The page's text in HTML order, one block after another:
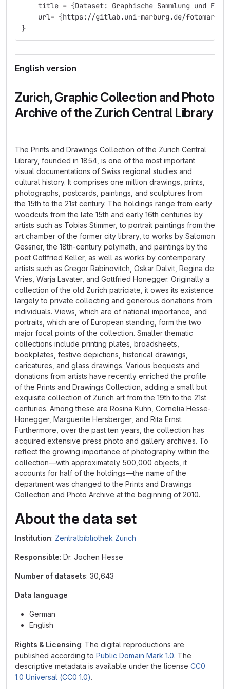
title = {Dataset: Graphische Sammlung und
url= {https://gitlab.uni-marburg.de/
}
English version
Zurich, Graphic Collection and Photo
Archive of the Zurich Central Library
The Prints and Drawings Collection of the Zurich Central
Library, founded in 1854, is one of the most important
visual documentations of Swiss regional studies and
cultural history. It comprises one million drawings, prints,
photographs, postcards, paintings, and sculptures from
the 15th to the 21st century. The holdings range from early
woodcuts from the late 15th and early 16th centuries by
artists such as Tobias Stimmer, to portrait paintings from the
art chamber of the former city library, to works by Salomon
Gessner, the 18th-century polymath, and paintings by the
poet Gottfried Keller, as well as works by contemporary
artists such as Gregor Rabinovitch, Oskar Dalvit, Regina de
Vries, Warja Lavater, and Gottfried Honegger. Originally a
collection of the old Zurich patriciate, it owes its existence
largely to private collecting and generous donations from
individuals. Views, which are of national importance, and
portraits, which are of European standing, form the two
major focal points of the collection. Smaller thematic
collections include printing plates, broadsheets,
bookplates, festive depictions, historical drawings,
caricatures, and glass drawings. Various bequests and
donations from artists have recently enriched the profile
of the Prints and Drawings Collection, adding a small but
exquisite collection of Zurich art from the 19th to the 21st
centuries. Among these are Rosina Kuhn, Cornelia Hesse-
Honegger, Marguerite Hersberger, and Rita Ernst.
Furthermore, over the past ten years, the collection has
acquired extensive press photo and gallery archives. To
reflect the growing importance of photography within the
collection—with approximately 500,000 objects, it
accounts for half of the holdings—the name of the
department was changed to the Prints and Drawings
Collection and Photo Archive at the beginning of 2010.
About the data set
Institution: Zentralbibliothek Zürich
Responsible: Dr. Jochen Hesse
Number of datasets: 30,643
Data language
German
English
Rights & Licensing: The digital reproductions are
published according to Public Domain Mark 1.0. The
descriptive metadata is available under the license CC0
1.0 Universal (CC0 1.0).